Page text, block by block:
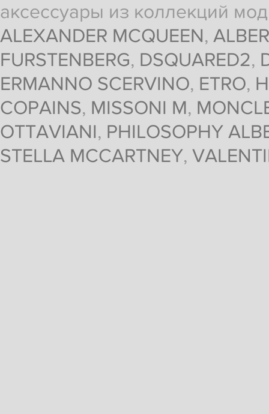
аксессуары из коллекций
ALEXANDER MCQUEEN,
FURSTENBERG, DSQUARED2,
ERMANNO SCERVINO, ETRO,
COPAINS, MISSONI M,
OTTAVIANI, PHILOSOPHY
STELLA MCCARTNEY,